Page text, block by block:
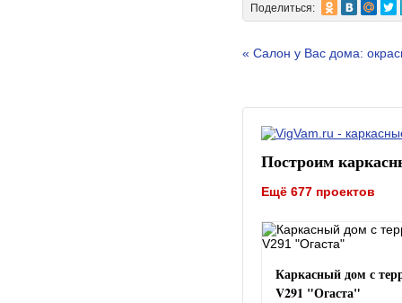
Поделиться:
« Салон у Вас дома:
Построим
Ещё 677 проектов
Каркасный дом с
V291 "Огаста"